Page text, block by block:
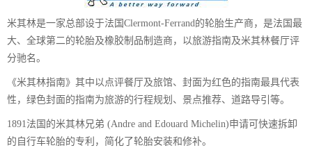
米其林是一家总部设于法国Clermont-Ferrand的轮胎生产商，是法国最
大、全球第二的轮胎及橡胶制品制造商，以旅游指南及米其林餐厅评
分驰名。
《米其林指南》其中以点评餐厅及旅馆、封面为红色的指南最具代表
性，绿色封面的指南为旅游的行程规划、景点推荐、道路导引等。
1891法国的米其林兄弟 (Andre and Edouard Michelin)申请可快速拆卸
的自行车轮胎的专利，简化了轮胎安装和修补。